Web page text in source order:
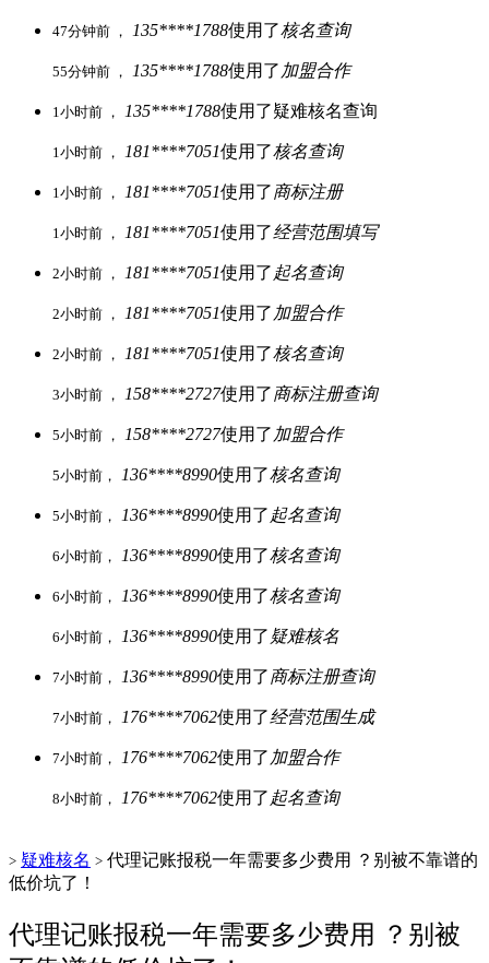
47分钟前 ， 135****1788使用了核名查询
55分钟前 ， 135****1788使用了 加盟合作
1小时前 ， 135****1788使用了疑难核名查询
1小时前 ， 181****7051使用了核名查询
1小时前 ， 181****7051使用了 商标注册
1小时前 ， 181****7051使用了经营范围填写
2小时前 ， 181****7051使用了 起名查询
2小时前 ， 181****7051使用了 加盟合作
2小时前 ， 181****7051使用了核名查询
3小时前 ， 158****2727使用了 商标注册查询
5小时前 ， 158****2727使用了 加盟合作
5小时前， 136****8990使用了核名查询
5小时前， 136****8990使用了 起名查询
6小时前， 136****8990使用了核名查询
6小时前， 136****8990使用了核名查询
6小时前， 136****8990使用了 疑难核名
7小时前， 136****8990使用了 商标注册查询
7小时前， 176****7062使用了经营范围生成
7小时前， 176****7062使用了 加盟合作
8小时前， 176****7062使用了 起名查询
> 疑难核名 > 代理记账报税一年需要多少费用 ？别被不靠谱的
低价坑了！
代理记账报税一年需要多少费用 ？别被